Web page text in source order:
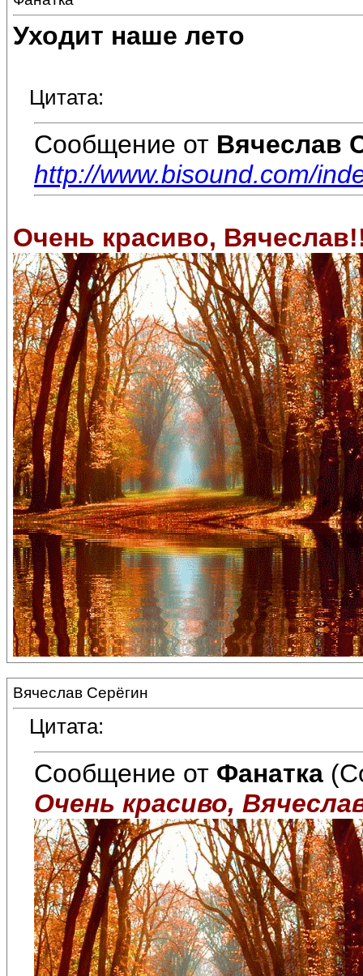
Уходит наше лето
Цитата:
Сообщение от Вячеслав
http://www.bisound.com/
Очень красиво,
Вячеслав Серёгин
Цитата:
Сообщение от Фанатка
Очень красиво,